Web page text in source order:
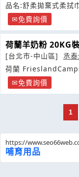
品名:舒柔拋棄式柔拭
免費詢價
荷蘭羊奶粉 20KG
[台北市-中山區]
丞
荷蘭
免費詢價
1
https://
哺育用品